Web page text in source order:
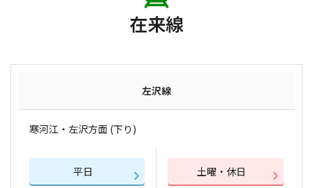
在来線
左沢線
寒河江・左沢方面 (下り)
平日 土曜・休日